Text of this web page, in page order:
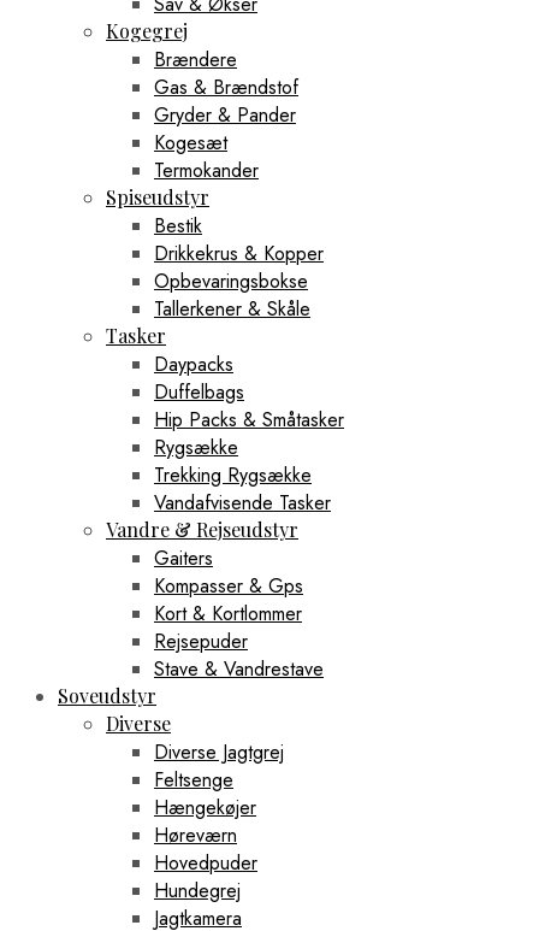
Kogegrej
Brændere
Gas & Brændstof
Gryder & Pander
Kogesæt
Termokander
Spiseudstyr
Bestik
Drikkekrus & Kopper
Opbevaringsbokse
Tallerkener & Skåle
Tasker
Daypacks
Duffelbags
Hip Packs & Småtasker
Rygsække
Trekking Rygsække
Vandafvisende Tasker
Vandre & Rejseudstyr
Gaiters
Kompasser & Gps
Kort & Kortlommer
Rejsepuder
Stave & Vandrestave
Soveudstyr
Diverse
Diverse Jagtgrej
Feltsenge
Hængekøjer
Høreværn
Hovedpuder
Hundegrej
Jagtkamera